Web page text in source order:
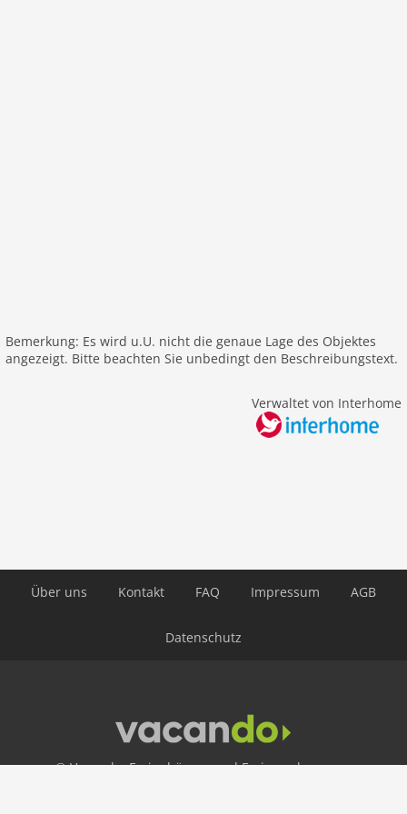
Meer: 360 m
Bemerkung: Es wird u.U. nicht die genaue Lage des Objektes
angezeigt. Bitte beachten Sie unbedingt den Beschreibungstext.
Verwaltet von Interhome
Über uns Kontakt FAQ Impressum AGB
Datenschutz
© Vacando: Ferienhäuser und Ferienwohnungen